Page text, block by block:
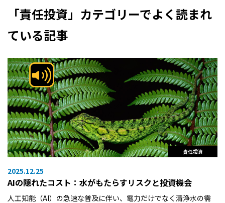
「責任投資」カテゴリーでよく読まれ
ている記事
責任投資
2025.12.25
AIの隠れたコスト：水がもたらすリスクと投資機会
人工知能（AI）の急速な普及に伴い、電力だけでなく清浄水の需